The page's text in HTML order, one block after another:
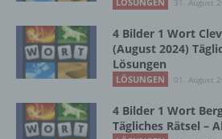
31. August
4 Bilder 1 Wort
(August 2024)
Lösungen
LÖSUNGEN 01. August
4 Bilder 1 Wort
Tägliches Rätsel –
und technischen und
Maßnahmen unterliegen,
dass die
einer identifizierten oder
natürlichen Person
g) Verantwortlicher oder für